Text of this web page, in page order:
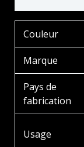
Couleur
Marque
Pays de
fabrication
Usage